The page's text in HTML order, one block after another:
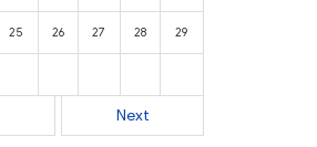
Next
25 26 27 28 29